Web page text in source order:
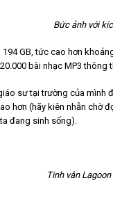
Bức ảnh với
GB, tức cao hơn
bài nhạc MP3 thông
sư tại trường của mình
hơn (hãy kiên nhẫn chờ
đang sinh sống).
Tinh vân